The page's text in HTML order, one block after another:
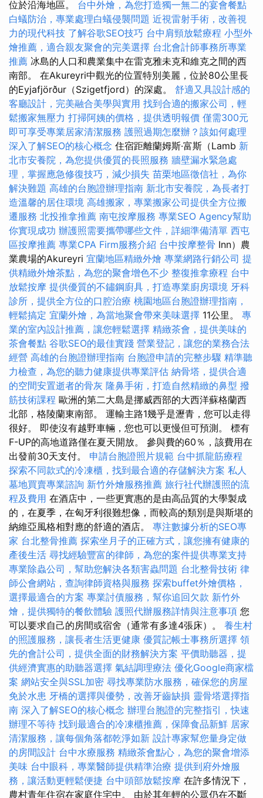
位於沿海地區。 台中外燴，為您打造獨一無二的宴會餐點
白蟻防治，專業處理白蟻侵襲問題 近視雷射手術，改善視
力的現代科技 了解谷歌SEO技巧 台中肩頸放鬆療程 小型外
燴推薦，適合親友聚會的完美選擇 台北會計師事務所專業
推薦 冰島的人口和農業集中在雷克雅未克和維克之間的西
南部。 在Akureyri中觀光的位置特別美麗，位於80公里長
的Eyjafjörður（Szigetfjord）的深處。 舒適又具設計感的
客廳設計，完美融合美學與實用 找到合適的搬家公司，輕
鬆搬家無壓力 打掃阿姨的價格，提供透明報價 僅需300元
即可享受專業居家清潔服務 護照過期怎麼辦？該如何處理
深入了解SEO的核心概念 住宿距離蘭姆斯·富斯（Lamb 新
北市安養院，為您提供優質的長照服務 牆壁漏水緊急處
理，掌握應急修復技巧，減少損失 苗栗地區徵信社，為你
解決難題 高雄的台胞證辦理指南 新北市安養院，為長者打
造溫馨的居住環境 高雄搬家，專業搬家公司提供全方位搬
遷服務 北投推拿推薦 南屯按摩服務 專業SEO Agency幫助
你實現成功 辦護照需要攜帶哪些文件，詳細準備清單 西屯
區按摩推薦 專業CPA Firm服務介紹 台中按摩整骨 Inn）農
業農場的Akureyri 宜蘭地區精緻外燴 專業網路行銷公司 提
供精緻外燴茶點，為您的聚會增色不少 整復推拿療程 台中
放鬆按摩 提供優質的不鏽鋼廚具，打造專業廚房環境 牙科
診所，提供全方位的口腔治療 桃園地區台胞證辦理指南，
輕鬆搞定 宜蘭外燴，為當地聚會帶來美味選擇 11公里。 專
業的室內設計推薦，讓您輕鬆選擇 精緻茶會，提供美味的
茶會餐點 谷歌SEO的最佳實踐 營業登記，讓您的業務合法
經營 高雄的台胞證辦理指南 台胞證申請的完整步驟 精準聽
力檢查，為您的聽力健康提供專業評估 納骨塔，提供合適
的空間安置逝者的骨灰 隆鼻手術，打造自然精緻的鼻型 撥
筋技術課程 歐洲的第二大島是挪威西部的大西洋蘇格蘭西
北部，格陵蘭東南部。 運輸主路1幾乎是瀝青，您可以走得
很好。 即使沒有越野車輛，您也可以更慢但可預測。 標有
F-UP的高地道路僅在夏天開放。 參與費的60％，該費用在
出發前30天支付。 申請台胞證照片規範 台中抓龍筋療程
探索不同款式的冷凍櫃，找到最合適的存儲解決方案 私人
墓地買賣專業諮詢 新竹外燴服務推薦 旅行社代辦護照的流
程及費用 在酒店中，一些更實惠的是由高品質的大學製成
的，在夏季，在匈牙利很難想像，而較高的類別是與斯堪的
納維亞風格相對應的舒適的酒店。 專注數據分析的SEO專
家 台北整骨推薦 探索坐月子的正確方式，讓您擁有健康的
產後生活 尋找經驗豐富的律師，為您的案件提供專業支持
專業除蟲公司，幫助您解決各類害蟲問題 台北整骨技術 律
師公會網站，查詢律師資格與服務 探索buffet外燴價格，
選擇最適合的方案 專業討債服務，幫你追回欠款 新竹外
燴，提供獨特的餐飲體驗 護照代辦服務詳情與注意事項 您
可以要求自己的房間或宿舍（通常有多達4張床）。 養生村
的照護服務，讓長者生活更健康 優質記帳士事務所選擇 領
先的會計公司，提供全面的財務解決方案 平價助聽器，提
供經濟實惠的助聽器選擇 氣結調理療法 優化Google商家檔
案 網站安全與SSL加密 尋找專業防水服務，確保您的房屋
免於水患 牙橋的選擇與優勢，改善牙齒缺損 靈骨塔選擇指
南 深入了解SEO的核心概念 辦理台胞證的完整指引，快速
辦理不等待 找到最適合的冷凍櫃推薦，保障食品新鮮 居家
清潔服務，讓每個角落都乾淨如新 設計專家幫您量身定做
的房間設計 台中水療服務 精緻茶會點心，為您的聚會增添
美味 台中眼科，專業醫師提供精準治療 提供到府外燴服
務，讓活動更輕鬆便捷 台中頭部放鬆按摩 在許多情況下，
農村青年住宿在家庭住宅中。 由於其年輕的公眾仍在不斷